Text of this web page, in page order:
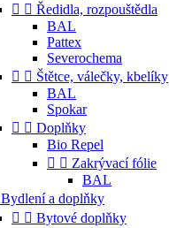
  Ředidla, rozpouštědla
BAL
Pattex
Severochema
  Štětce, válečky, kbelíky
BAL
Spokar
  Doplňky
Bio Repel
  Zakrývací fólie
BAL
Bydlení a doplňky
  Bytové doplňky